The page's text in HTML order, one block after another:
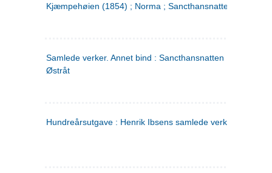
Kjæmpehøien (1854) ; Norma ; Sancthansnatten
Samlede verker. Annet bind : Sancthansnatten ; Fru Inger
Østråt
Hundreårsutgave : Henrik Ibsens samlede verker. 2